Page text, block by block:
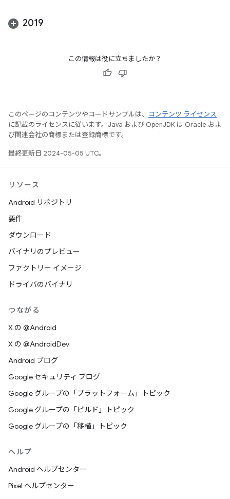
2019
この情報は役に立ちましたか？
このページのコンテンツやコードサンプルは、
コンテンツ ライセンス
に記載のライセンスに従います。Java および OpenJDK は Oracle およ
び関連会社の商標または登録商標です。
最終更新日 2024-05-05 UTC。
リソース
Android リポジトリ
要件
ダウンロード
バイナリのプレビュー
ファクトリー イメージ
ドライバのバイナリ
つながる
X の @Android
X の @AndroidDev
Android ブログ
Google セキュリティ ブログ
Google グループの「プラットフォーム」トピック
Google グループの「ビルド」トピック
Google グループの「移植」トピック
ヘルプ
Android ヘルプセンター
Pixel ヘルプセンター